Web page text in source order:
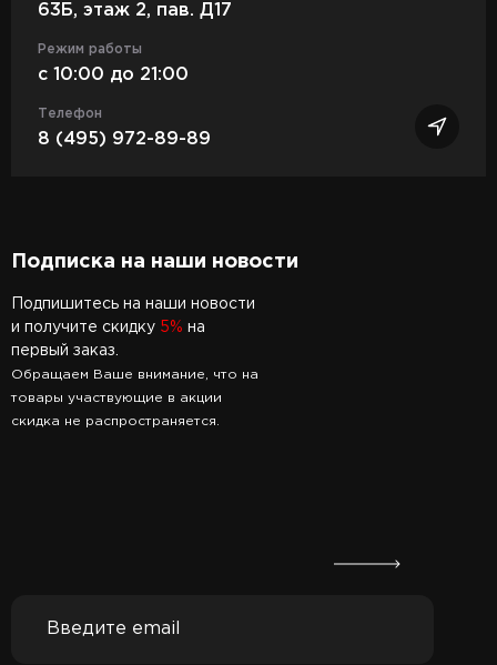
63Б, этаж 2, пав. Д17
Режим работы
c 10:00 до 21:00
Телефон
8 (495) 972-89-89
Подписка на наши новости
Подпишитесь на наши новости
и получите скидку 5% на
первый заказ.
Обращаем Ваше внимание, что на
товары участвующие в акции
скидка не распространяется.